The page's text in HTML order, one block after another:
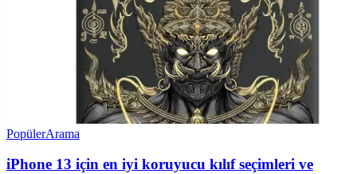
PopülerArama
iPhone 13 için en iyi koruyucu kılıf seçimleri ve